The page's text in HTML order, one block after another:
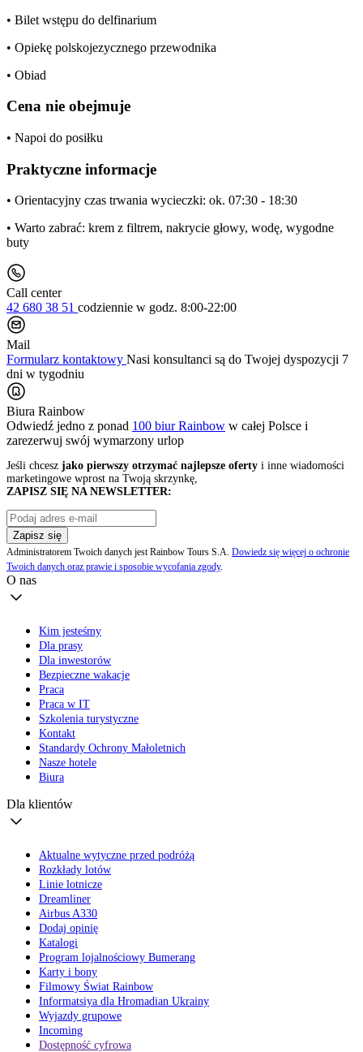
• Bilet wstępu do delfinarium
• Opiekę polskojezycznego przewodnika
• Obiad
Cena nie obejmuje
• Napoi do posiłku
Praktyczne informacje
• Orientacyjny czas trwania wycieczki: ok. 07:30 - 18:30
• Warto zabrać: krem z filtrem, nakrycie głowy, wodę, wygodne
buty
Call center
42 680 38 51 codziennie w godz. 8:00-22:00
Mail
Formularz kontaktowy Nasi konsultanci są do Twojej dyspozycji 7
dni w tygodniu
Biura Rainbow
Odwiedź jedno z ponad 100 biur Rainbow w całej Polsce i
zarezerwuj swój wymarzony urlop
Jeśli chcesz jako pierwszy otrzymać najlepsze oferty i inne wiadomości
marketingowe wprost na Twoją skrzynkę,
ZAPISZ SIĘ NA NEWSLETTER:
Zapisz się
Administratorem Twoich danych jest Rainbow Tours S.A. Dowiedz się więcej o ochronie
Twoich danych oraz prawie i sposobie wycofania zgody.
O nas
Kim jesteśmy
Dla prasy
Dla inwestorów
Bezpieczne wakacje
Praca
Praca w IT
Szkolenia turystyczne
Kontakt
Standardy Ochrony Małoletnich
Nasze hotele
Biura
Dla klientów
Aktualne wytyczne przed podróżą
Rozkłady lotów
Linie lotnicze
Dreamliner
Airbus A330
Dodaj opinię
Katalogi
Program lojalnościowy Bumerang
Karty i bony
Filmowy Świat Rainbow
Informatsiya dla Hromadian Ukrainy
Wyjazdy grupowe
Incoming
Dostępność cyfrowa